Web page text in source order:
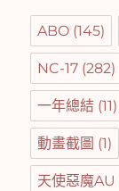
ABO (145)
NC-17 (282)
一年總結 (11)
動畫截圖 (1)
天使惡魔AU